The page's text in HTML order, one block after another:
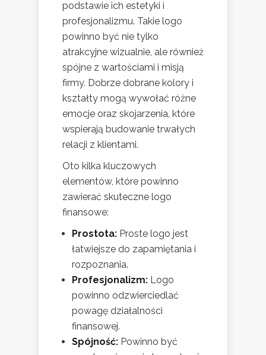
podstawie ich estetyki i
profesjonalizmu. Takie logo
powinno być nie tylko
atrakcyjne wizualnie, ale również
spójne z wartościami i misją
firmy. Dobrze dobrane kolory i
kształty mogą wywołać różne
emocje oraz skojarzenia, które
wspierają budowanie trwałych
relacji z klientami.
Oto kilka kluczowych
elementów, które powinno
zawierać skuteczne logo
finansowe:
Prostota: Proste logo jest
łatwiejsze do zapamiętania i
rozpoznania.
Profesjonalizm: Logo
powinno odzwierciedlać
powagę działalności
finansowej.
Spójność: Powinno być